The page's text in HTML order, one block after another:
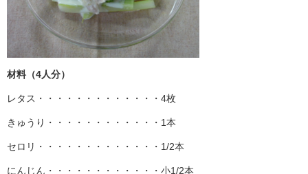
材料（4人分）
レタス・・・・・・・・・・・・・4枚
きゅうり・・・・・・・・・・・・1本
セロリ・・・・・・・・・・・・・1/2本
にんじん・・・・・・・・・・・・小1/2本